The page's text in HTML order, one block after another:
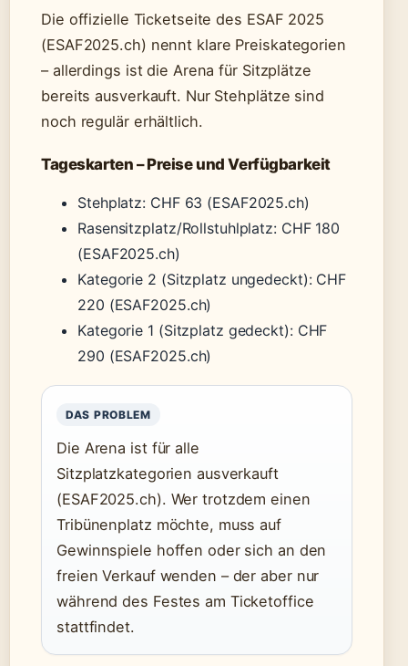
Die offizielle Ticketseite des ESAF 2025
(ESAF2025.ch) nennt klare Preiskategorien
– allerdings ist die Arena für Sitzplätze
bereits ausverkauft. Nur Stehplätze sind
noch regulär erhältlich.
Tageskarten – Preise und Verfügbarkeit
Stehplatz: CHF 63 (ESAF2025.ch)
Rasensitzplatz/Rollstuhlplatz: CHF 180
(ESAF2025.ch)
Kategorie 2 (Sitzplatz ungedeckt): CHF
220 (ESAF2025.ch)
Kategorie 1 (Sitzplatz gedeckt): CHF
290 (ESAF2025.ch)
DAS PROBLEM
Die Arena ist für alle
Sitzplatzkategorien ausverkauft
(ESAF2025.ch). Wer trotzdem einen
Tribünenplatz möchte, muss auf
Gewinnspiele hoffen oder sich an den
freien Verkauf wenden – der aber nur
während des Festes am Ticketoffice
stattfindet.